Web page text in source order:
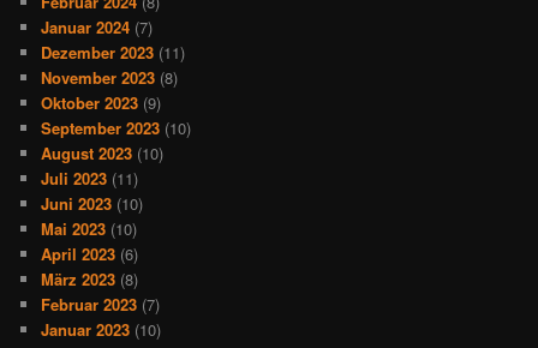
Januar 2024 (7)
Dezember 2023 (11)
November 2023 (8)
Oktober 2023 (9)
September 2023 (10)
August 2023 (10)
Juli 2023 (11)
Juni 2023 (10)
Mai 2023 (10)
April 2023 (6)
März 2023 (8)
Februar 2023 (7)
Januar 2023 (10)